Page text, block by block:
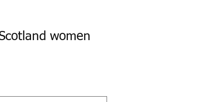
women